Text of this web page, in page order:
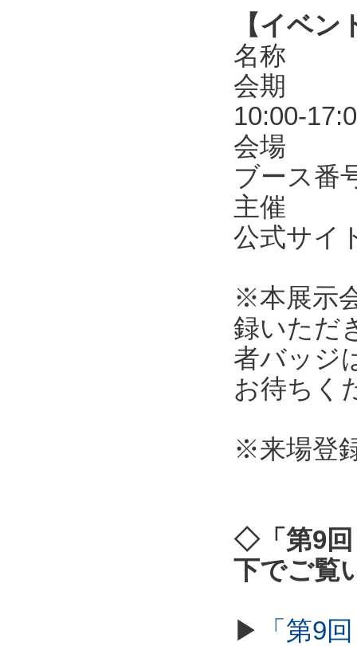
【イベン
名称 第
会期
10:00-
会場 東
ブース
主催
公式サ
※本展示
録いただ
者バッジ
お待ちく
※来場登
◇「第9回
下でご覧
▶ 「第9